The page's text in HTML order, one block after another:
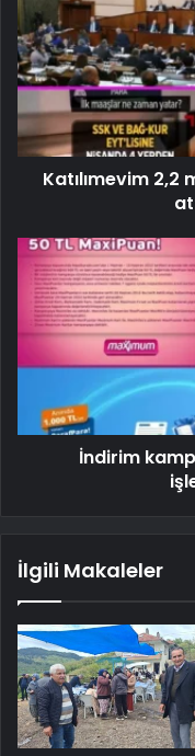
Katılımevim
İndirim
İlgili Makaleler